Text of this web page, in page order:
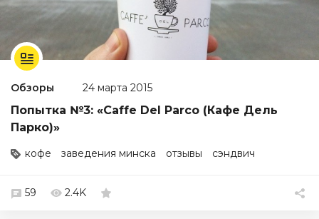
Обзоры 24 марта 2015
Попытка №3: «Caffe Del Parco (Кафе Дель
Парко)»
кофе заведения минска отзывы сэндвич
59 2.4K